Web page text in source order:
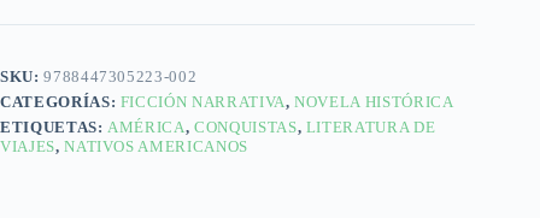
SKU:9788447305223-002
CATEGORÍAS: FICCIÓN NARRATIVA,NOVELA HISTÓRICA
ETIQUETAS: AMÉRICA,CONQUISTAS, LITERATURA DE
VIAJES,NATIVOS AMERICANOS